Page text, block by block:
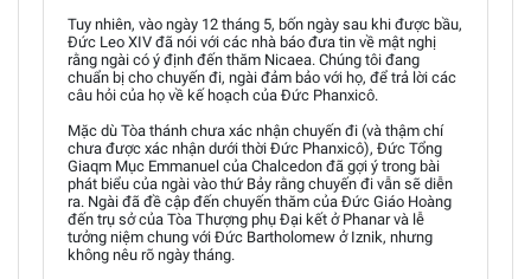
Tuy nhiên, vào ngày 12 tháng 5, bốn ngày sau khi được bầu,
Đức Leo XIV đã nói với các nhà báo đưa tin về mật nghị
rằng ngài có ý định đến thăm Nicaea. Chúng tôi đang
chuẩn bị cho chuyến đi, ngài đảm bảo với họ, để trả lời các
câu hỏi của họ về kế hoạch của Đức Phanxicô.
Mặc dù Tòa thánh chưa xác nhận chuyến đi (và thậm chí
chưa được xác nhận dưới thời Đức Phanxicô), Đức Tổng
Giaqm Mục Emmanuel của Chalcedon đã gợi ý trong bài
phát biểu của ngài vào thứ Bảy rằng chuyến đi vẫn sẽ diễn
ra. Ngài đã đề cập đến chuyến thăm của Đức Giáo Hoàng
đến trụ sở của Tòa Thượng phụ Đại kết ở Phanar và lễ
tưởng niệm chung với Đức Bartholomew ở Iznik, nhưng
không nêu rõ ngày tháng.